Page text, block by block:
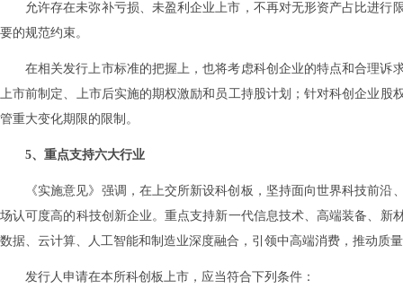
允许存在未弥补亏损、未盈利企业上市，不再对无形资产占比进
要的规范约束。
在相关发行上市标准的把握上，也将考虑科创企业的特点和合理
上市前制定、上市后实施的期权激励和员工持股计划；针对科创企业
管重大变化期限的限制。
5、重点支持六大行业
《实施意见》强调，在上交所新设科创板，坚持面向世界科技前
场认可度高的科技创新企业。重点支持新一代信息技术、高端装备、
数据、云计算、人工智能和制造业深度融合，引领中高端消费，推动质
发行人申请在本所科创板上市，应当符合下列条件：